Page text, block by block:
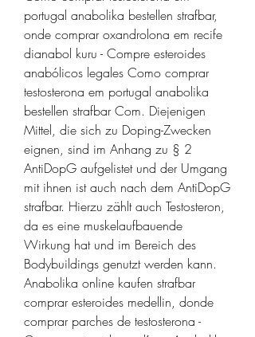
portugal anabolika bestellen strafbar,
onde comprar oxandrolona em recife
dianabol kuru - Compre esteroides
anabólicos legales Como comprar
testosterona em portugal anabolika
bestellen strafbar Com. Diejenigen
Mittel, die sich zu Doping-Zwecken
eignen, sind im Anhang zu § 2
AntiDopG aufgelistet und der Umgang
mit ihnen ist auch nach dem AntiDopG
strafbar. Hierzu zählt auch Testosteron,
da es eine muskelaufbauende
Wirkung hat und im Bereich des
Bodybuildings genutzt werden kann.
Anabolika online kaufen strafbar
comprar esteroides medellin, donde
comprar parches de testosterona -